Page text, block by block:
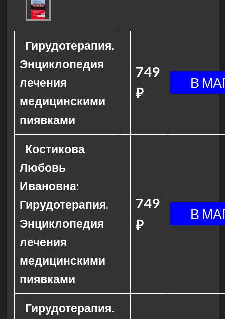
Гирудотерапия.
Энциклопедия
лечения
медицинскими
пиявками
749
₽
Костикова
Любовь
Ивановна:
Гирудотерапия.
Энциклопедия
лечения
медицинскими
пиявками
749
₽
Гирудотерапия.